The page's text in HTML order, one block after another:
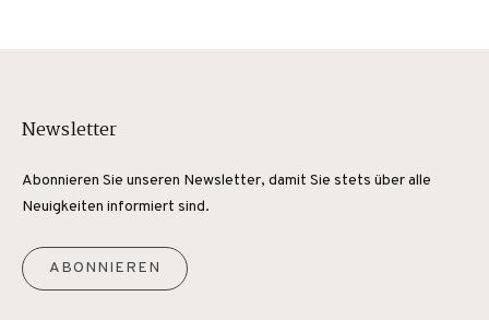
Newsletter
Abonnieren Sie unseren Newsletter, damit Sie stets über alle
Neuigkeiten informiert sind.
ABONNIEREN